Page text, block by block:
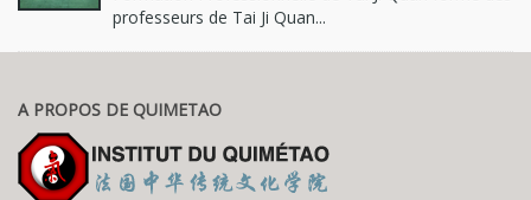
professeurs de Tai Ji Quan...
A PROPOS DE QUIMETAO